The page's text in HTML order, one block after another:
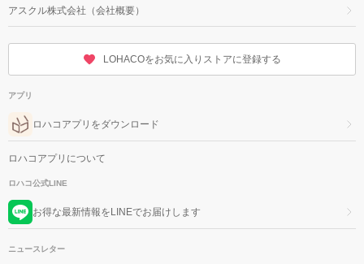
アスクル株式会社（会社概要）
LOHACOをお気に入りストアに登録する
アプリ
ロハコアプリをダウンロード
ロハコアプリについて
ロハコ公式LINE
お得な最新情報をLINEでお届けします
ニュースレター